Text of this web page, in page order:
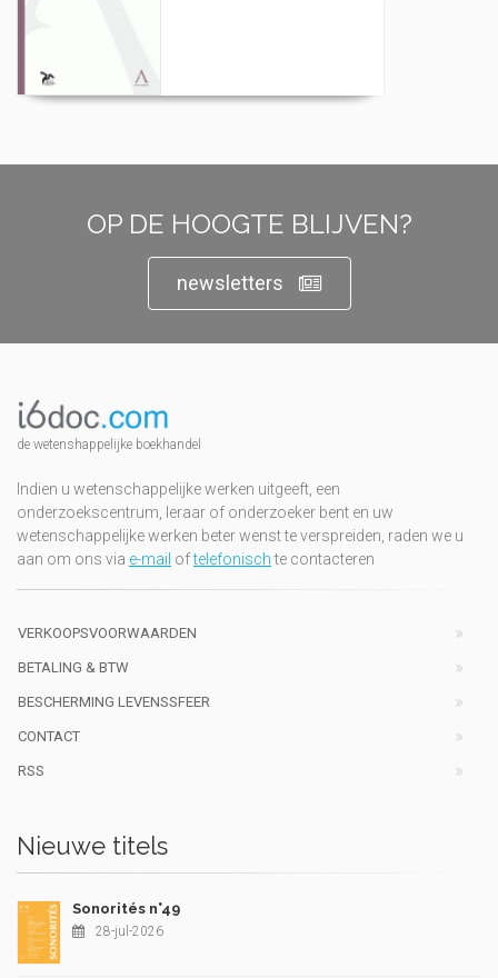
OP DE HOOGTE BLIJVEN?
newsletters
de wetenshappelijke boekhandel
Indien u wetenschappelijke werken uitgeeft, een
onderzoekscentrum, leraar of onderzoeker bent en uw
wetenschappelijke werken beter wenst te verspreiden, raden we u
aan om ons via e-mail oftelefonischte contacteren
VERKOOPSVOORWAARDEN
BETALING & BTW
BESCHERMING LEVENSSFEER
CONTACT
RSS
Nieuwe titels
Sonorités n°49
28-jul-2026